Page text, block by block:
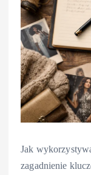
Jak
zagadnienie